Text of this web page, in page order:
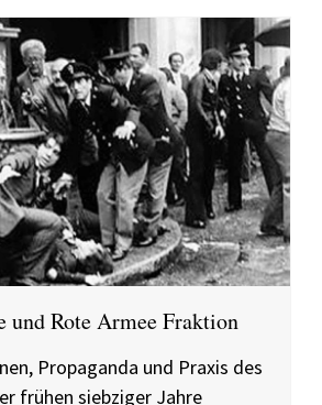
und Rote Armee Fraktion
Propaganda und Praxis des
frühen siebziger Jahre